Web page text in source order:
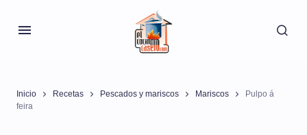
Inicio Recetas Pescados y mariscos Mariscos
Pulpo á
feira